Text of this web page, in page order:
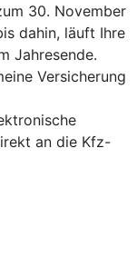
30. November
dahin, läuft Ihre
Jahresende.
Versicherung
an die Kfz-